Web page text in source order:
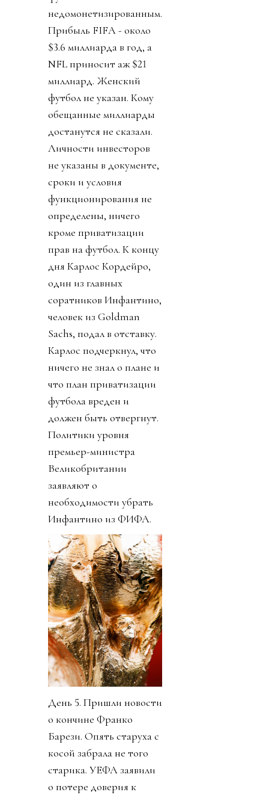
недомонетизированным.
Прибыль FIFA - около
$3.6 миллиарда в год, а
NFL приносит аж $21
миллиард. Женский
футбол не указан. Кому
обещанные миллиарды
достанутся не сказали.
Личности инвесторов
не указаны в документе,
сроки и условия
функционирования не
определены, ничего
кроме приватизации
прав на футбол. К концу
дня Карлос Кордейро,
один из главных
соратников Инфантино,
человек из Goldman
Sachs, подал в отставку.
Карлос подчеркнул, что
ничего не знал о плане и
что план приватизации
футбола вреден и
должен быть отвергнут.
Политики уровня
премьер-министра
Великобритании
заявляют о
необходимости убрать
Инфантино из ФИФА.
День 5. Пришли новости
о кончине Франко
Барези. Опять старуха с
косой забрала не того
старика. УЕФА заявили
о потере доверия к